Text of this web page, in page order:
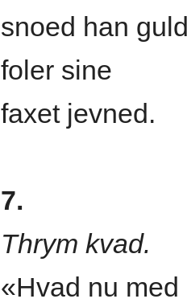
snoed han
foler sine
faxet jevned.
7.
Thrym kvad.
«Hvad nu